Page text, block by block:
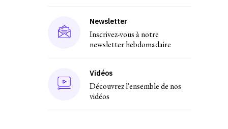
Newsletter
Inscrivez-vous à notre
newsletter hebdomadaire
Vidéos
Découvrez l'ensemble de nos
vidéos